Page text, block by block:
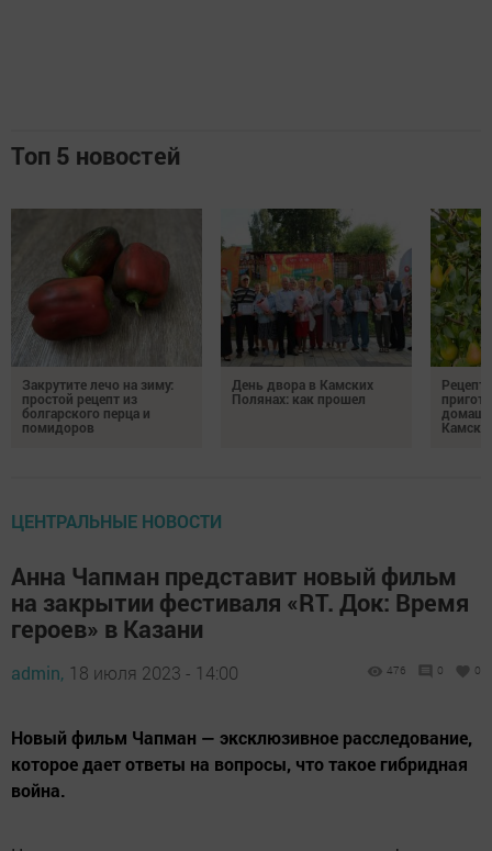
Топ 5 новостей
Закрутите лечо на зиму:
простой рецепт из
болгарского перца и
помидоров
День двора в Камских
Полянах: как прошел
ЦЕНТРАЛЬНЫЕ НОВОСТИ
Анна Чапман представит новый фильм
на закрытии фестиваля «RT. Док: Время
героев» в Казани
admin, 18 июля 2023 - 14:00 476 0 0
Новый фильм Чапман — эксклюзивное расследование,
которое дает ответы на вопросы, что такое гибридная
война.